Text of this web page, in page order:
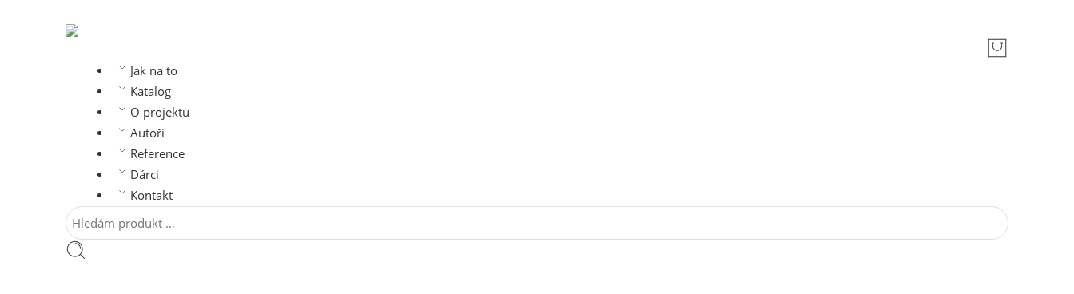
Jak na to
Katalog
O projektu
Autoři
Reference
Dárci
Kontakt